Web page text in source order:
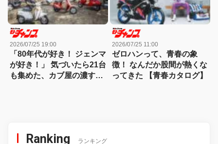
2026/07/25 19:00
「80年代が好き！ ジェンマ
が好き！」 気づいたら21台
も集めた、カブ屋の濃すぎ
2026/07/25 11:00
ゼロハンって、青春の象
徴！ なんだか股間が熱くな
ってきた 【青春カタログ】
Ranking ランキング